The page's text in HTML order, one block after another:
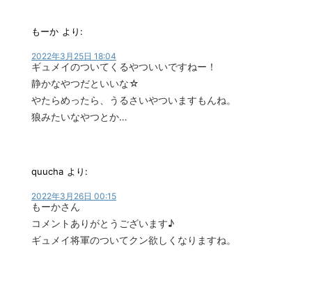
もーか より:
2022年3月25日 18:04
ギュメイのついてくるやついいですねー！
静かなやつだといいな☆
やたらめったら、うるさいやついますもんね。
狼みたいなやつとか…
quucha より:
2022年3月26日 00:15
もーかさん
コメントありがとうございます♪
ギュメイ将軍のついてクン欲しくなりますね。